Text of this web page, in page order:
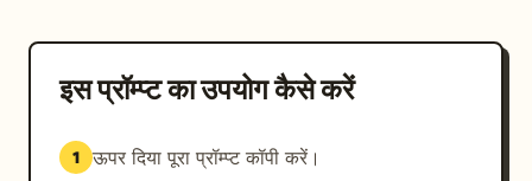
इस प्रॉम्प्ट का उपयोग कैसे करें
1 ऊपर दिया पूरा प्रॉम्प्ट कॉपी करें।